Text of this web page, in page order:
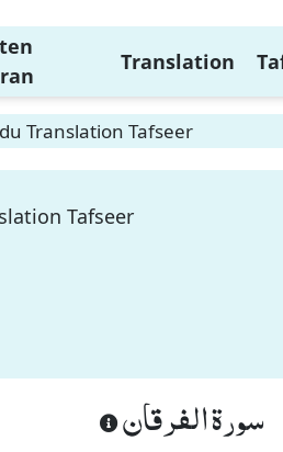
Translation
Translation Tafseer
Tafseer
سورة الفرقان